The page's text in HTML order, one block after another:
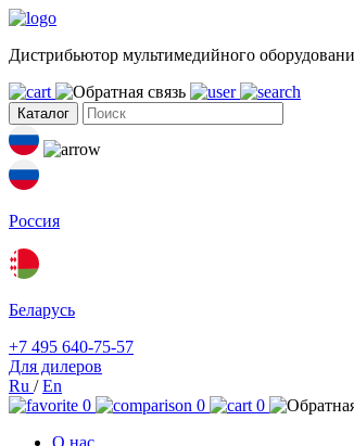
Дистрибьютор мультимедийного
Каталог
Россия
Беларусь
+7 495 640-75-57
Для дилеров
Ru /En
0
0
0
О нас